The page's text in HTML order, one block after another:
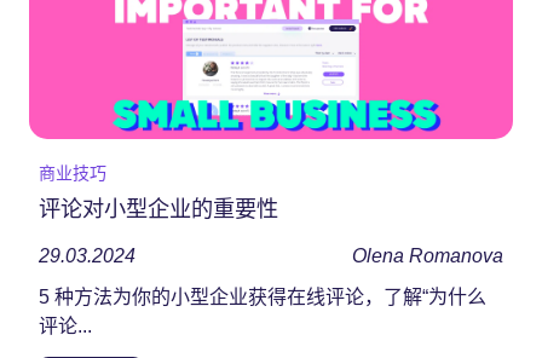
商业技巧
评论对小型企业的重要性
29.03.2024 Olena Romanova
5 种方法为你的小型企业获得在线评论，了解“为什么
评论...